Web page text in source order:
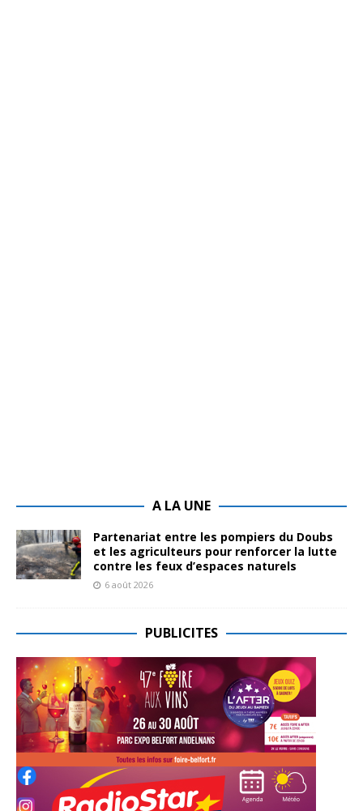
A LA UNE
Partenariat entre les pompiers du Doubs
et les agriculteurs pour renforcer la lutte
contre les feux d’espaces naturels
6 août 2026
PUBLICITES